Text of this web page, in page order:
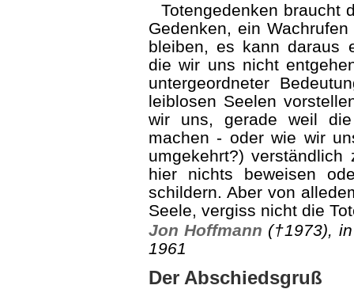
Totengedenken braucht
Gedenken, ein
bleiben, es kann daraus
die wir uns nicht
untergeordneter
leiblosen Seelen
wir uns, gerade weil
machen - oder wie wir
umgekehrt?)
hier nichts beweisen
schildern. Aber von
Seele, vergiss nicht die
Jon Hoffmann (†1973),
1961
Der Abschiedsgruß